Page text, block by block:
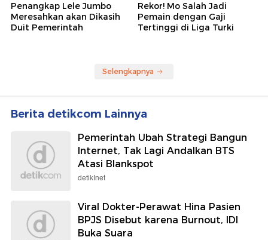
Penangkap Lele Jumbo
Meresahkan akan Dikasih
Duit Pemerintah
Rekor! Mo Salah Jadi
Pemain dengan Gaji
Tertinggi di Liga Turki
Selengkapnya
Berita detikcom Lainnya
Pemerintah Ubah Strategi Bangun
Internet, Tak Lagi Andalkan BTS
Atasi Blankspot
detikInet
Viral Dokter-Perawat Hina Pasien
BPJS Disebut karena Burnout, IDI
Buka Suara